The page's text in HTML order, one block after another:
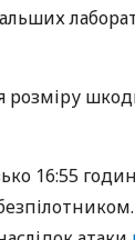
розміру
16:55